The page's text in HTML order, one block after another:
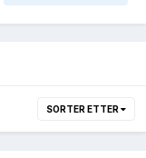
SORTER ETTER